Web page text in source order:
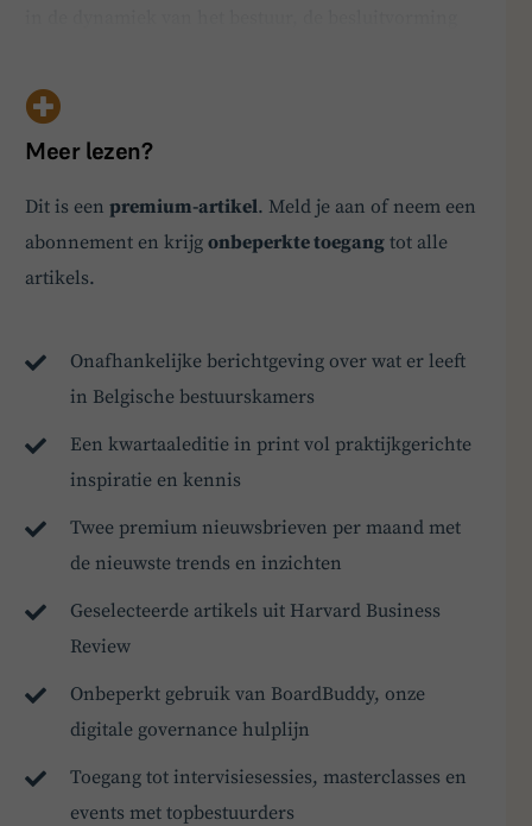
uitvoerend bestuurders aan tijd te besteden aan actief
luisteren en inzicht krijgen in het bedrijf, zod…
Meer lezen?
Dit is eenpremium-artikel. Meld je aan of neem een
abonnement en krijgonbeperkte toegang tot alle
artikels.
Onafhankelijke berichtgeving over wat er leeft
in Belgische bestuurskamers
Een kwartaaleditie in print vol praktijkgerichte
inspiratie en kennis
Twee premium nieuwsbrieven per maand met
de nieuwste trends en inzichten
Geselecteerde artikels uit Harvard Business
Review
Onbeperkt gebruik van BoardBuddy, onze
digitale governance hulplijn
Toegang tot intervisiesessies, masterclasses en
events met topbestuurders
BoardBuddy
Hey! Heb je een vraag over goed bestuur? Stel